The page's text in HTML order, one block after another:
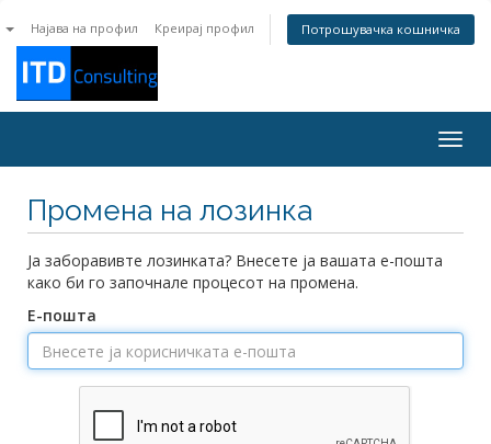
Најава на профил Креирај профил Потрошувачка кошничка
Промена на лозинка
Ја заборавивте лозинката? Внесете ја вашата е-пошта
како би го започнале процесот на промена.
Е-пошта